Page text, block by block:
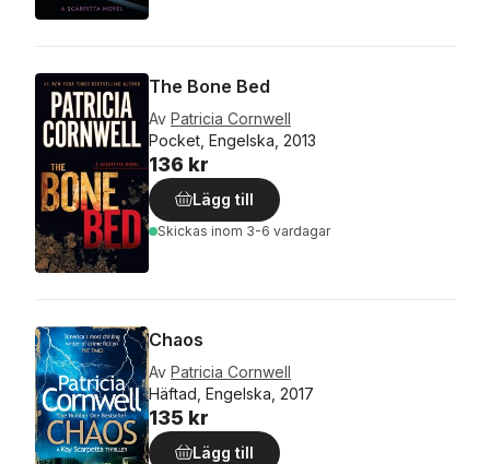
The Bone Bed
Av Patricia Cornwell
Pocket, Engelska, 2013
136 kr
Lägg till
Skickas inom 3-6 vardagar
Chaos
Av Patricia Cornwell
Häftad, Engelska, 2017
135 kr
Lägg till